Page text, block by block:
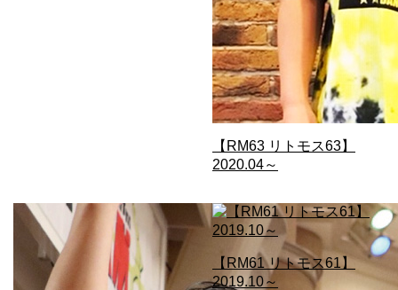
【RM63 リトモス63】
2020.04～
【RM61 リトモス61】
2019.10～